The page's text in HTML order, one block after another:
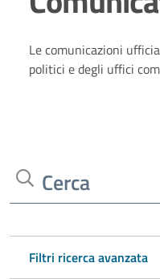
Le comunicazioni
politici e degli uffici
Cerca
Filtri ricerca avanzata